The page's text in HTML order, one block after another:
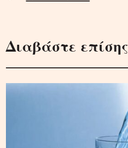
Διαβάστε επίσης